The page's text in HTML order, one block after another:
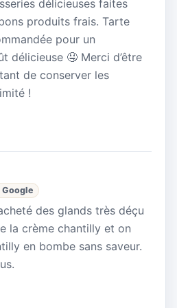
délicieuses faites
produits frais. Tarte
pour un
délicieuse 🤤 Merci d’être
de conserver les
!
Google
des glands très déçu
la crème chantilly et on
en bombe sans saveur.